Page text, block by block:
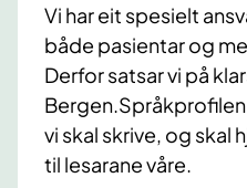
Vi har eit spesielt
både pasientar og
Derfor satsar vi på
vi skal skrive, og skal
til lesarane våre.